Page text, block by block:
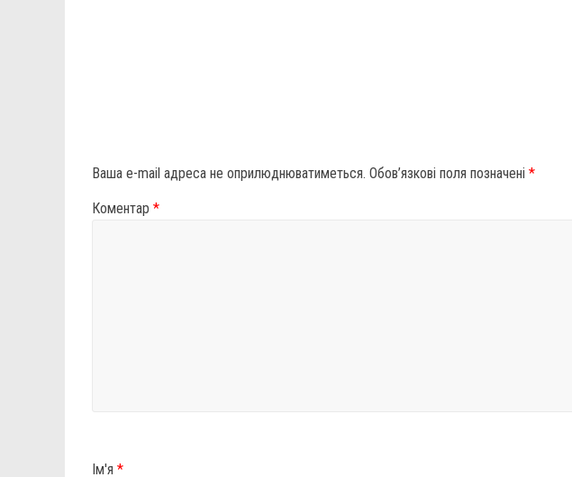
Ваша e-mail адреса не оприлюднюватиметься. Обов’язкові поля позначені *
Коментар *
Ім'я *